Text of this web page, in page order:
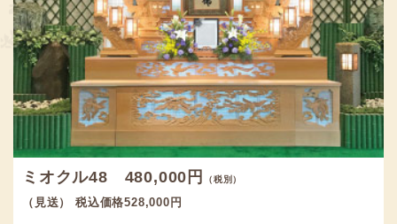
ミオクル48 480,000円 （税別）
（見送） 税込価格528,000円